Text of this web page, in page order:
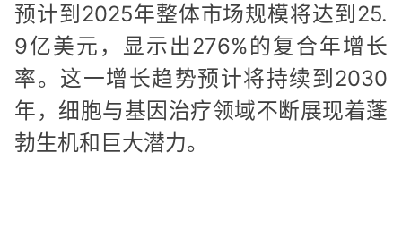
预计到2025年整体市场规模将达到25.
9亿美元，显示出276%的复合年增长
率。这一增长趋势预计将持续到2030
年，细胞与基因治疗领域不断展现着蓬
勃生机和巨大潜力。